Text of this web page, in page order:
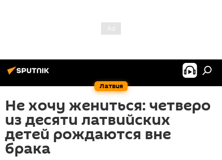
Латвия
Не хочу жениться: четверо
из десяти латвийских
детей рождаются вне
брака